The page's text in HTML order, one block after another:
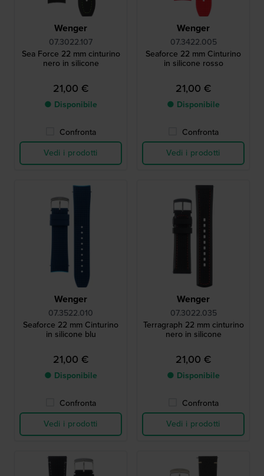
Wenger
07.3022.107
Sea Force 22 mm cinturino
nero in silicone
21,00 €
● Disponibile
Confronta
Vedi i prodotti
Wenger
07.3422.005
Seaforce 22 mm Cinturino
in silicone rosso
21,00 €
● Disponibile
Confronta
Vedi i prodotti
Wenger
07.3522.010
Seaforce 22 mm Cinturino
in silicone blu
21,00 €
● Disponibile
Confronta
Vedi i prodotti
Wenger
07.3022.035
Terragraph 22 mm cinturino
nero in silicone
21,00 €
● Disponibile
Confronta
Vedi i prodotti